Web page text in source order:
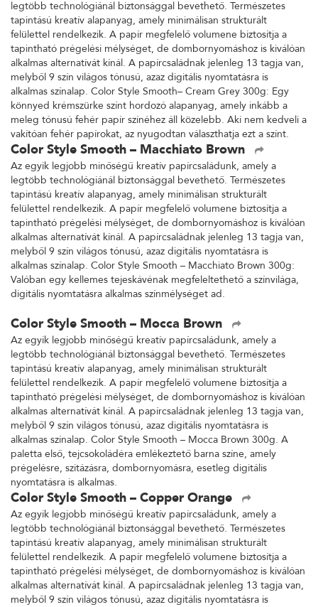
legtöbb technológiánál biztonsággal bevethető. Természetes
tapintású kreatív alapanyag, amely minimálisan strukturált
felülettel rendelkezik. A papír megfelelő volumene biztosítja a
tapintható prégelési mélységet, de dombornyomáshoz is kiválóan
alkalmas alternatívát kínál. A papírcsaládnak jelenleg 13 tagja van,
melyből 9 szín világos tónusú, azaz digitális nyomtatásra is
alkalmas színalap. Color Style Smooth– Cream Grey 300g: Egy
könnyed krémszürke színt hordozó alapanyag, amely inkább a
meleg tónusú fehér papír színéhez áll közelebb. Aki nem kedveli a
vakítóan fehér papírokat, az nyugodtan választhatja ezt a színt.
Color Style Smooth – Macchiato Brown
Az egyik legjobb minőségű kreatív papírcsaládunk, amely a
legtöbb technológiánál biztonsággal bevethető. Természetes
tapintású kreatív alapanyag, amely minimálisan strukturált
felülettel rendelkezik. A papír megfelelő volumene biztosítja a
tapintható prégelési mélységet, de dombornyomáshoz is kiválóan
alkalmas alternatívát kínál. A papírcsaládnak jelenleg 13 tagja van,
melyből 9 szín világos tónusú, azaz digitális nyomtatásra is
alkalmas színalap. Color Style Smooth – Macchiato Brown 300g:
Valóban egy kellemes tejeskávénak megfeleltethető a színvilága,
digitális nyomtatásra alkalmas színmélységet ad.
Color Style Smooth – Mocca Brown
Az egyik legjobb minőségű kreatív papírcsaládunk, amely a
legtöbb technológiánál biztonsággal bevethető. Természetes
tapintású kreatív alapanyag, amely minimálisan strukturált
felülettel rendelkezik. A papír megfelelő volumene biztosítja a
tapintható prégelési mélységet, de dombornyomáshoz is kiválóan
alkalmas alternatívát kínál. A papírcsaládnak jelenleg 13 tagja van,
melyből 9 szín világos tónusú, azaz digitális nyomtatásra is
alkalmas színalap. Color Style Smooth – Mocca Brown 300g. A
paletta első, tejcsokoládéra emlékeztető barna színe, amely
prégelésre, szitázásra, dombornyomásra, esetleg digitális
nyomtatásra is alkalmas.
Color Style Smooth – Copper Orange
Az egyik legjobb minőségű kreatív papírcsaládunk, amely a
legtöbb technológiánál biztonsággal bevethető. Természetes
tapintású kreatív alapanyag, amely minimálisan strukturált
felülettel rendelkezik. A papír megfelelő volumene biztosítja a
tapintható prégelési mélységet, de dombornyomáshoz is kiválóan
alkalmas alternatívát kínál. A papírcsaládnak jelenleg 13 tagja van,
melyből 9 szín világos tónusú, azaz digitális nyomtatásra is